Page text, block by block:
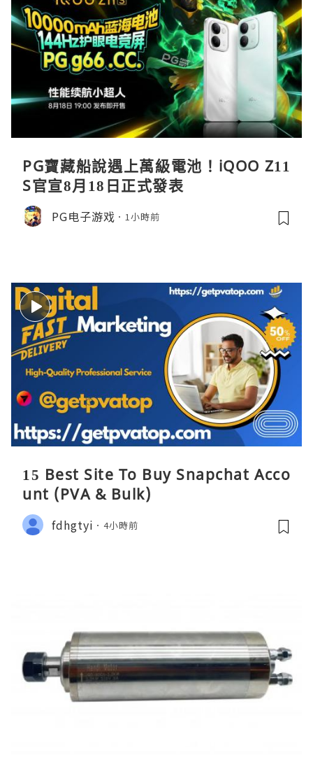
PG寶藏船說遇上萬級電池！iQOO Z11
S官宣8月18日正式發表
PG电子游戏 1小時前
15 Best Site To Buy Snapchat Acco
unt (PVA & Bulk)
fdhgtyi 4小時前